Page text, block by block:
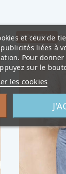
NOUVEAU
et ceux de
liées à
Pour donner
sur le
les cookies